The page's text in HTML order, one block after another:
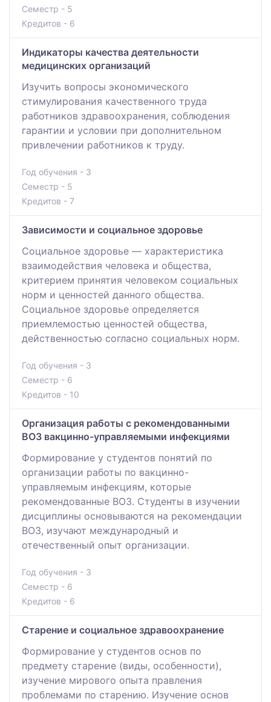
Семестр - 5
Кредитов - 6
Индикаторы качества деятельности
медицинских организаций
Изучить вопросы экономического
стимулирования качественного труда
работников здравоохранения, соблюдения
гарантии и условии при дополнительном
привлечении работников к труду.
Год обучения - 3
Семестр - 5
Кредитов - 7
Зависимости и социальное здоровье
Социальное здоровье — характеристика
взаимодействия человека и общества,
критерием принятия человеком социальных
норм и ценностей данного общества.
Социальное здоровье определяется
приемлемостью ценностей общества,
действенностью согласно социальных норм.
Год обучения - 3
Семестр - 6
Кредитов - 10
Организация работы с рекомендованными
ВОЗ вакцинно-управляемыми инфекциями
Формирование у студентов понятий по
организации работы по вакцинно-
управляемым инфекциям, которые
рекомендованные ВОЗ. Студенты в изучении
дисциплины основываются на рекомендации
ВОЗ, изучают международный и
отечественный опыт организации.
Год обучения - 3
Семестр - 6
Кредитов - 6
Старение и социальное здравоохранение
Формирование у студентов основ по
предмету старение (виды, особенности),
изучение мирового опыта правления
проблемами по старению. Изучение основ